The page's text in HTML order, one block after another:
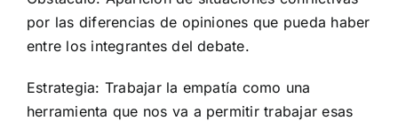
por las diferencias de opiniones que pueda haber
entre los integrantes del debate.
Estrategia: Trabajar la empatía como una
herramienta que nos va a permitir trabajar esas